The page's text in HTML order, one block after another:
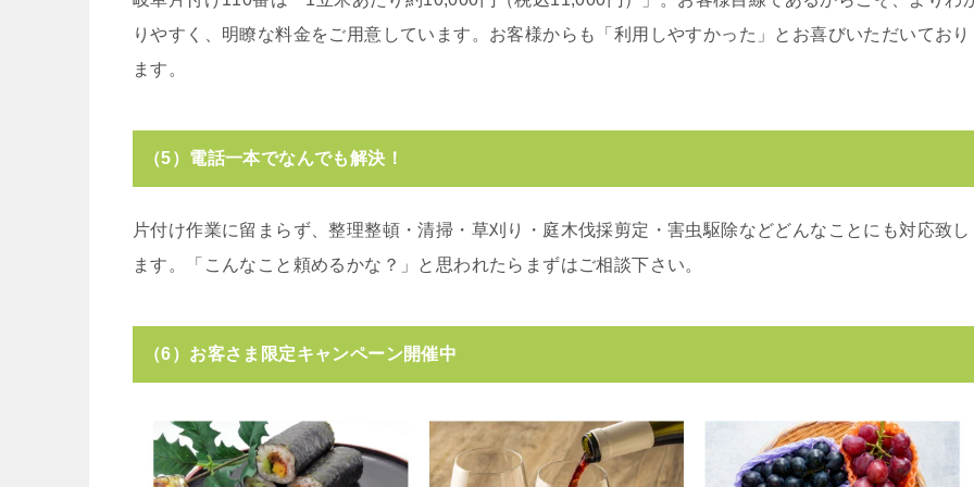
りやすく、明瞭な料金をご用意しています。お客様からも「利用しやすかった」とお喜びいただいており
ます。
（5）電話一本でなんでも解決！
片付け作業に留まらず、整理整頓・清掃・草刈り・庭木伐採剪定・害虫駆除などどんなことにも対応致し
ます。「こんなこと頼めるかな？」と思われたらまずはご相談下さい。
（6）お客さま限定キャンペーン開催中